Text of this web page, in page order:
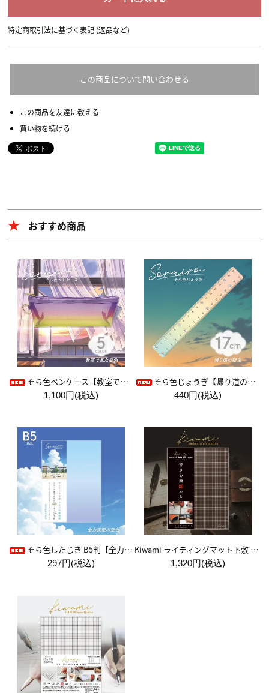
特定商取引法に基づく表記 (返品など)
この商品について問い合わせる
この商品を友達に教える
買い物を続ける
おすすめ商品
そら色ペンケース【教室で見た空色】
1,100円(税込)
そら色じょうぎ【帰り道の空色】
440円(税込)
そら色したじき B5判【全力疾走の空色】
297円(税込)
Kiwami ライティングマット下敷 A4+【ブラウン&キャメル】
1,320円(税込)